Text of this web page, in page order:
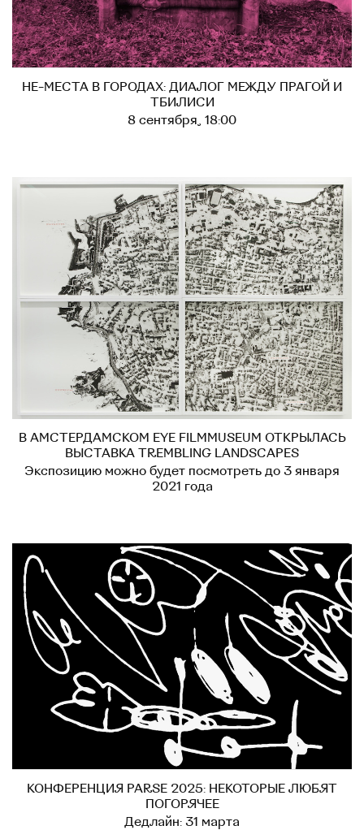
НЕ-МЕСТА В ГОРОДАХ: ДИАЛОГ МЕЖДУ ПРАГОЙ И
ТБИЛИСИ
8 сентября, 18:00
В АМСТЕРДАМСКОМ EYE FILMMUSEUM ОТКРЫЛАСЬ
ВЫСТАВКА TREMBLING LANDSCAPES
Экспозицию можно будет посмотреть до 3 января
2021 года
КОНФЕРЕНЦИЯ PARSE 2025: НЕКОТОРЫЕ ЛЮБЯТ
ПОГОРЯЧЕЕ
Дедлайн: 31 марта